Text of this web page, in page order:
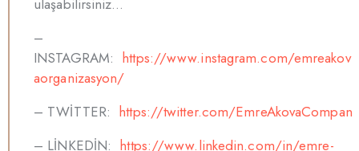
ulaşabilirsiniz…
–
INSTAGRAM: https://www.instagram.com/emreakov
aorganizasyon/
– TWİTTER: https://twitter.com/EmreAkovaCompan
– LİNKEDİN: https://www.linkedin.com/in/emre-